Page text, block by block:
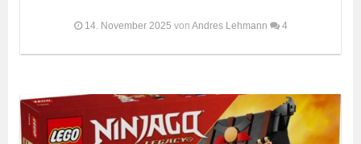
14. November 2025 von Andres Lehmann 4